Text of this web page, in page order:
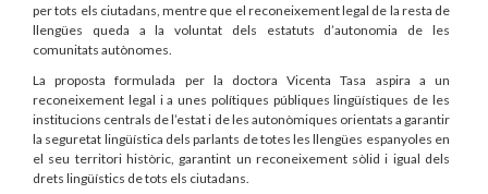
per tots els ciutadans, mentre que el reconeixement legal de la resta de
llengües queda a la voluntat dels estatuts d’autonomia de les
comunitats autònomes.
La proposta formulada per la doctora Vicenta Tasa aspira a un
reconeixement legal i a unes polítiques públiques lingüístiques de les
institucions centrals de l’estat i de les autonòmiques orientats a garantir
la seguretat lingüística dels parlants de totes les llengües espanyoles en
el seu territori històric, garantint un reconeixement sòlid i igual dels
drets lingüístics de tots els ciutadans.